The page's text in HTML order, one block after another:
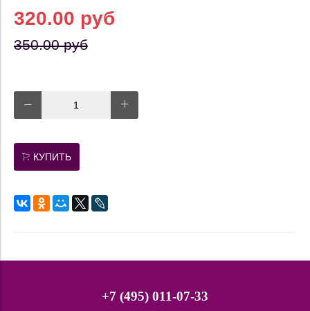
320.00 руб
350.00 руб
КУПИТЬ
+7 (495) 011-07-33